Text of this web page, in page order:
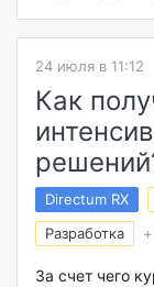
24 июля в 11:12
Как
Directum RX
Разработка
За счет чего